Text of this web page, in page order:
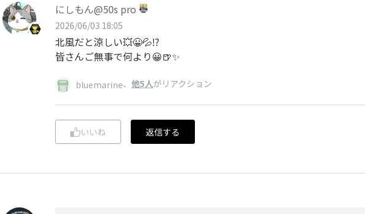
にしもん@50s pro
2026/06/03 18:05
北風だと涼しい💥😀💦⁉️
皆さんご無事で何より😀🍺✨
bluemarine、 他5人がリアクション
いいね 返信する